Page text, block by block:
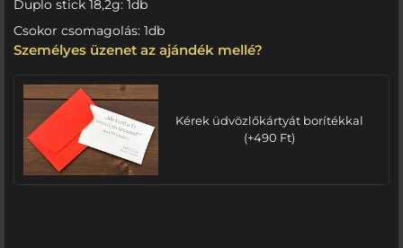
Duplo stick 18,2g: 1db
Csokor csomagolás: 1db
Személyes üzenet az ajándék mellé?
Kérek üdvözlőkártyát borítékkal
(+490 Ft)